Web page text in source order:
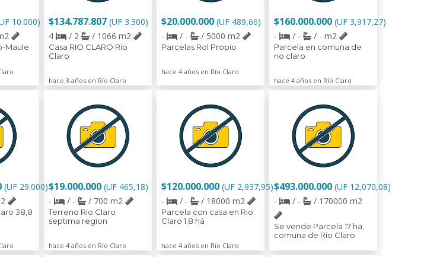
10.000)
Maule
$134.787.807 (UF 3.300)
4
/ 2 / 1066 m2
Casa RIO CLARO Río
Claro
hace 3 años en Río Claro
$20.000.000 (UF 489,66)
-
/ - / 5000 m2
Parcelas Rol Propio
hace 4 años en Río Claro
$160.000.000 (UF 3,917,27)
-
/ - / - m2
Parcela en comuna de
rio claro
hace 4 años en Río Claro
(UF 29.000)
38,8
$19.000.000 (UF 465,18)
-
/ - / 700 m2
Terreno Rio Claro
septima region
hace 4 años en Río Claro
$120.000.000 (UF 2,937,95)
-
/ - / 18000 m2
Parcela con casa en Rio
Claro 1,8 há
hace 4 años en Río Claro
$493.000.000 (UF 12,070,08)
-
/ - / 170000 m2
Se vende Parcela 17 ha,
comuna de Rio Claro